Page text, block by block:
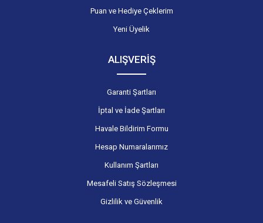
Puan ve Hediye Çeklerim
Yeni Üyelik
ALIŞVERİŞ
Garanti Şartları
İptal ve İade Şartları
Havale Bildirim Formu
Hesap Numaralarımız
Kullanım Şartları
Mesafeli Satış Sözleşmesi
Gizlilik ve Güvenlik